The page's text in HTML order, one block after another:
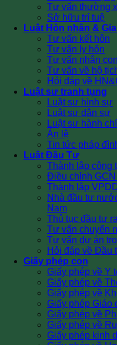
Tư vấn thường
Sở hữu trí tuệ
Luật Hôn nhân &
Tư vấn kết hôn
Tư vấn ly hôn
Tư vấn nhận
Tư vấn về hộ
Hỏi đáp về
Luật sư tranh tụng
Luật sư hình sự
Luật sư dân sự
Luật sư hành
Án lệ
Tin tức pháp
Luật Đầu Tư
Thành lập công
Điều chỉnh
Thành lập
Nhà đầu tư
Nam
Thủ tục đầu tư
Tư vấn chuyển
Tư vấn dự án
Hỏi đáp về Đầu
Giấy phép con
Giấy phép về Y
Giấy phép về
Giấy phép về
Giấy phép Giáo
Giấy phép về
Giấy phép về
Giấy phép kinh